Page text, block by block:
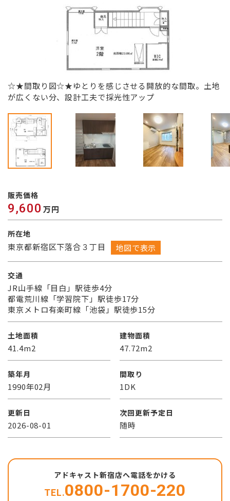
☆★間取り図☆★ゆとりを感じさせる開放的な間取。土地
が広くない分、設計工夫で採光性アップ
販売価格
9,600 万円
所在地
東京都新宿区下落合３丁目 地図で表示
交通
JR山手線「目白」駅徒歩4分
都電荒川線「学習院下」駅徒歩17分
東京メトロ有楽町線「池袋」駅徒歩15分
土地面積
41.4m2
建物面積
47.72m2
築年月
1990年02月
間取り
1DK
更新日
2026-08-01
次回更新予定日
随時
アドキャスト新宿店へ電話をかける
TEL.0800-1700-220